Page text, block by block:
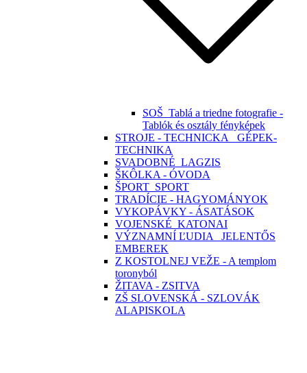
SOŠ_Tablá a triedne fotografie -
Tablók és osztály fényképek
STROJE - TECHNICKA_ GÉPEK-
TECHNIKA
SVADOBNÉ_LAGZIS
ŠKÔLKA - ÓVODA
ŠPORT_SPORT
TRADÍCIE - HAGYOMÁNYOK
VYKOPÁVKY - ÁSATÁSOK
VOJENSKÉ_KATONAI
VÝZNAMNÍ ĽUDIA _JELENTŐS
EMBEREK
Z KOSTOLNEJ VEŽE - A templom
toronyból
ŽITAVA - ZSITVA
ZŠ SLOVENSKÁ - SZLOVÁK
ALAPISKOLA